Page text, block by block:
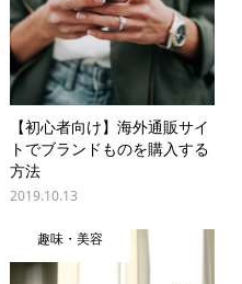
【初心者向け】海外通販サイ
トでブランドものを購入する
方法
2019.10.13
趣味・美容